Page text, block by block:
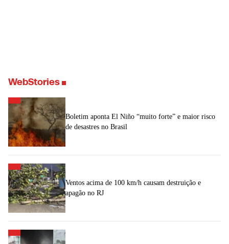
WebStories
Boletim aponta El Niño “muito forte” e maior risco
de desastres no Brasil
Ventos acima de 100 km/h causam destruição e
apagão no RJ